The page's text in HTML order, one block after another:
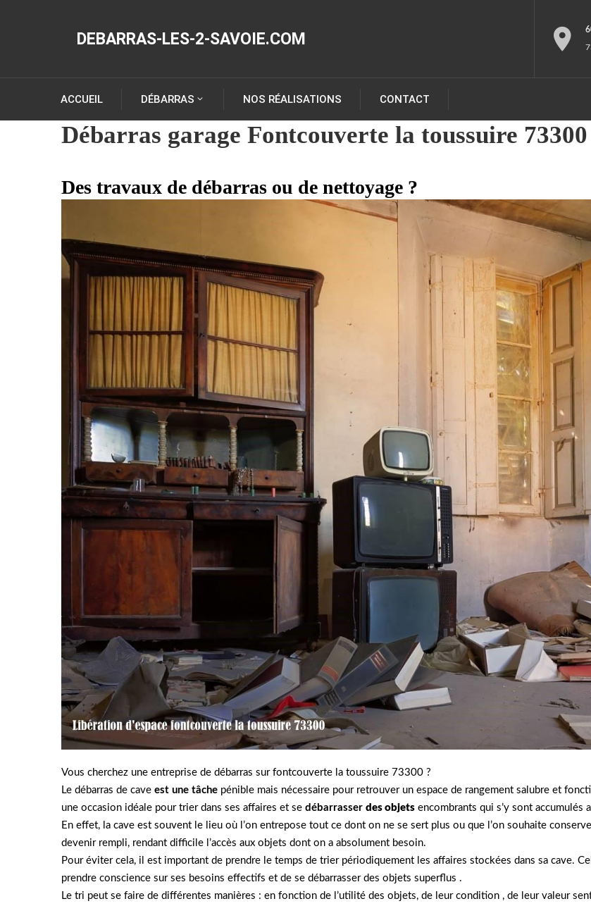
DEBARRAS-LES-2-SAVOIE.COM
ACCUEIL DÉBARRAS NOS RÉALISATIONS CONTACT
Débarras garage Fontcouverte la toussuire 73300
Des travaux de débarras ou de nettoyage ?
Vous cherchez une entreprise de débarras sur fontcouverte la toussuire 73300 ?
Le débarras de cave est une tâche pénible mais nécessaire pour retrouver un espace de rangement salubre et
une occasion idéale pour trier dans ses affaires et se débarrasser des objets encombrants qui s’y sont accumulés
En effet, la cave est souvent le lieu où l’on entrepose tout ce dont on ne se sert plus ou que l’on souhaite
devenir rempli, rendant difficile l’accès aux objets dont on a absolument besoin.
Pour éviter cela, il est important de prendre le temps de trier périodiquement les affaires stockées dans sa cave.
prendre conscience sur ses besoins effectifs et de se débarrasser des objets superflus .
Le tri peut se faire de différentes manières : en fonction de l’utilité des objets, de leur condition , de leur valeur